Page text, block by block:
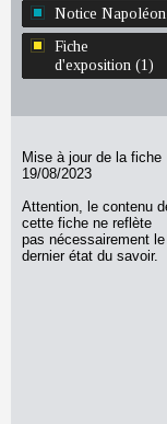
Notice Napoléon
Fiche
d'exposition (1)
Mise à jour de la fiche
19/08/2023
Attention, le contenu
cette fiche ne reflète
pas nécessairement le
dernier état du savoir.